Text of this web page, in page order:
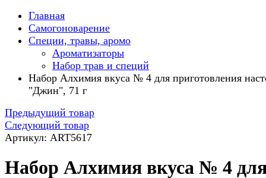
Главная
Самогоноварение
Специи, травы, аромо
Ароматизаторы
Набор трав и специй
Набор Алхимия вкуса № 4 для приготовления
"Джин", 71 г
Предыдущий товар
Следующий товар
Артикул: ART5617
Набор Алхимия вкуса № 4